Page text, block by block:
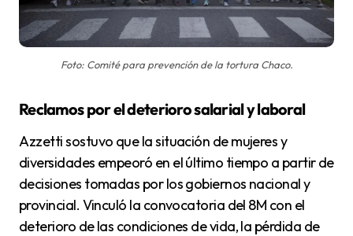
Foto: Comité para prevención de la tortura Chaco.
Reclamos por el deterioro salarial y laboral
Azzetti sostuvo que la situación de mujeres y
diversidades empeoró en el último tiempo a partir de
decisiones tomadas por los gobiernos nacional y
provincial. Vinculó la convocatoria del 8M con el
deterioro de las condiciones de vida, la pérdida de